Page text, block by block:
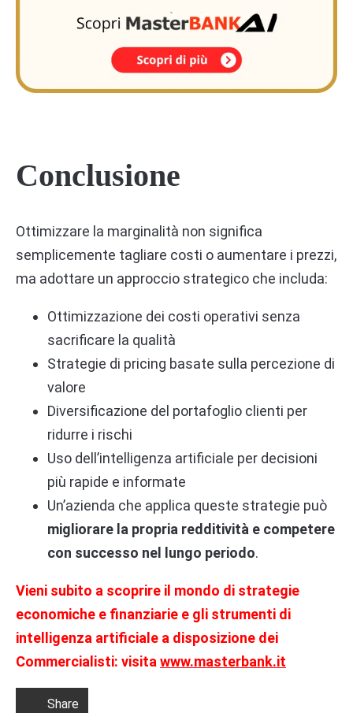
Conclusione
Ottimizzare la marginalità non significa
semplicemente tagliare costi o aumentare i prezzi,
ma adottare un approccio strategico che includa:
Ottimizzazione dei costi operativi senza
sacrificare la qualità
Strategie di pricing basate sulla percezione di
valore
Diversificazione del portafoglio clienti per
ridurre i rischi
Uso dell’intelligenza artificiale per decisioni
più rapide e informate
Un’azienda che applica queste strategie può
migliorare la propria redditività e competere
con successo nel lungo periodo.
Vieni subito a scoprire il mondo di strategie
economiche e finanziarie e gli strumenti di
intelligenza artificiale a disposizione dei
Commercialisti: visita www.masterbank.it
Share